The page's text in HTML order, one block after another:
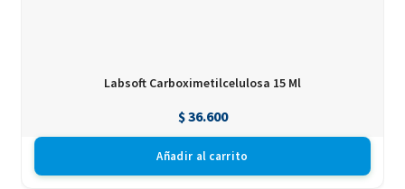
Labsoft Carboximetilcelulosa 15 Ml
$36.600
Añadir al carrito